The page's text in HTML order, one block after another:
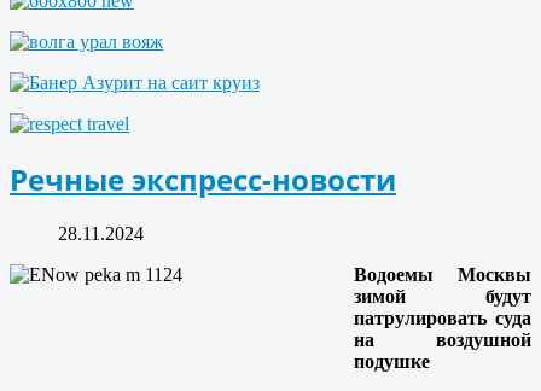
Речные экспресс-новости
28.11.2024
Водоемы Москвы
зимой будут
патрулировать суда
на воздушной
подушке